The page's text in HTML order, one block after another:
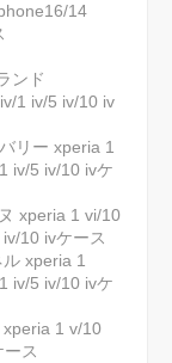
14
ンド
1 iv/5 iv/10 iv
リー xperia 1
iv/5 iv/10 ivケ
xperia 1 vi/10
10 ivケース
xperia 1
iv/5 iv/10 ivケ
xperia 1 v/10
ス